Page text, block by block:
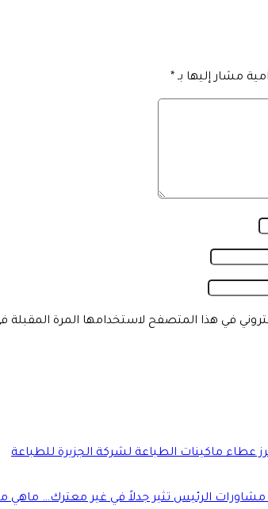
مشار إليها بـ *
في هذا المتصفح لاستخدامها المرة المقبلة
عطاء ماكينات الطباعة لشركة الجزيرة للطباعة
الرئيس تثير جدلاً في غير معترك… ماهي